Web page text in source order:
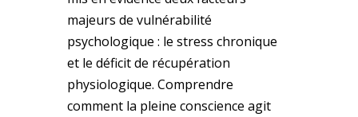
majeurs de vulnérabilité
psychologique : le stress chronique
et le déficit de récupération
physiologique. Comprendre
comment la pleine conscience agit